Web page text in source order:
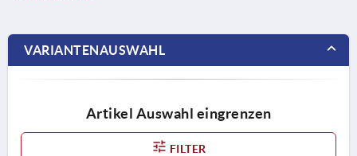
VARIANTENAUSWAHL
Artikel Auswahl eingrenzen
FILTER